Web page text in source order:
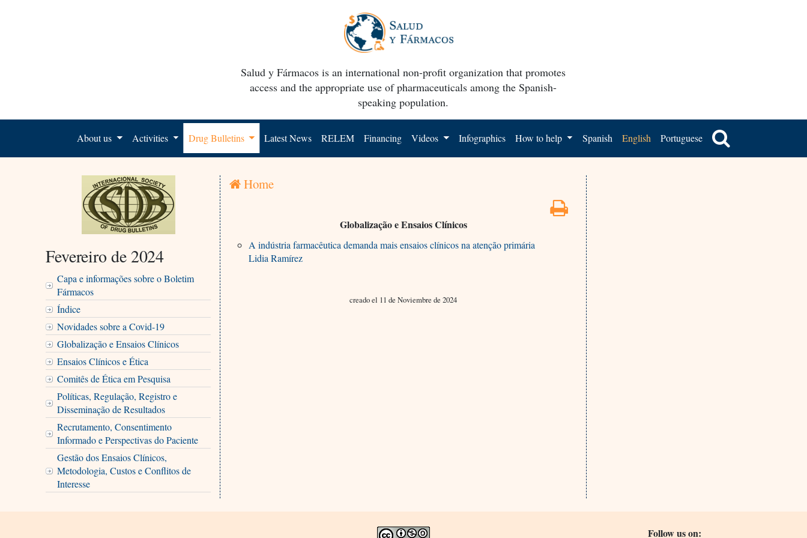
Salud y Fármacos is an international non-profit organization that promotes
access and the appropriate use of pharmaceuticals among the Spanish-
speaking population.
About us Activities Drug Bulletins Latest News RELEM Financing Videos Infographics How to help Spanish English Portuguese
Fevereiro de 2024
Capa e informações sobre o Boletim
Fármacos
Índice
Novidades sobre a Covid-19
Globalização e Ensaios Clínicos
Ensaios Clínicos e Ética
Comitês de Ética em Pesquisa
Políticas, Regulação, Registro e
Disseminação de Resultados
Recrutamento, Consentimento
Informado e Perspectivas do Paciente
Gestão dos Ensaios Clínicos,
Metodologia, Custos e Conflitos de
Interesse
Home
Globalização e Ensaios Clínicos
A indústria farmacêutica demanda mais ensaios clínicos na atenção primária
Lidia Ramírez
creado el 11 de Noviembre de 2024
Follow us on: